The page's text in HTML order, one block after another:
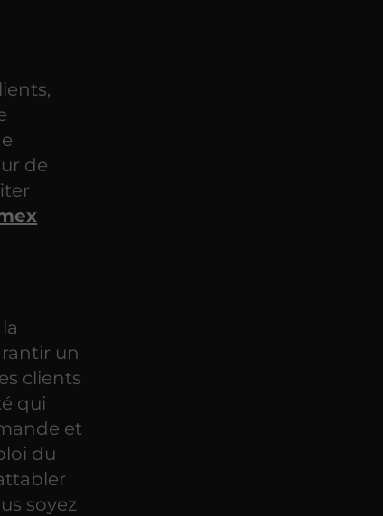
de
un
clients
qui
et
du
soyez